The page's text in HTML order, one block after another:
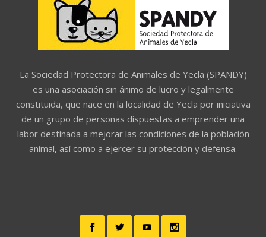
La Sociedad Protectora de Animales de Yecla (SPANDY)
es una asociación sin ánimo de lucro y legalmente
constituida, que nace en la localidad de Yecla por iniciativa
de un grupo de personas dispuestas a emprender una
labor destinada a mejorar las condiciones de la población
animal, así como a ejercer su protección y defensa.